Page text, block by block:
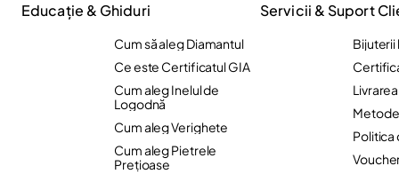
Educație & Ghiduri
Cum să aleg Diamantul
Ce este Certificatul GIA
Cum aleg Inelul de
Logodnă
Cum aleg Verighete
Cum aleg Pietrele
Preţioase
Servicii & Suport
Bijuterii
Politica